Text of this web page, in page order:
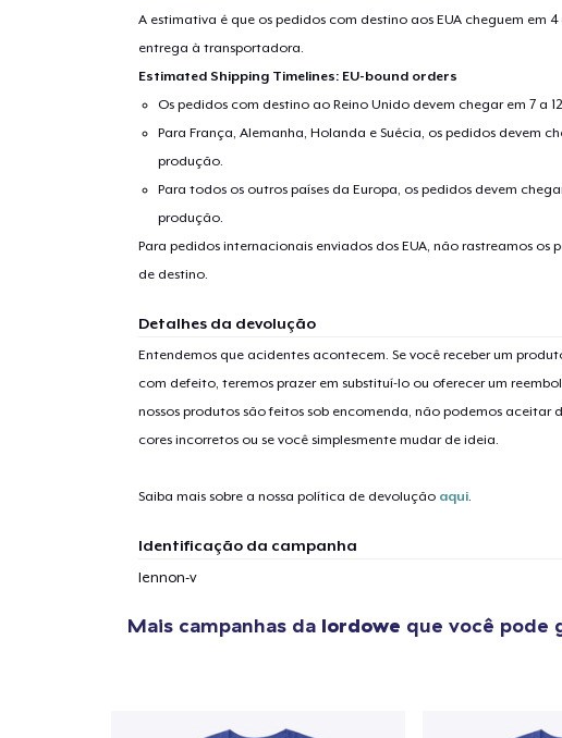
A estimativa é que os pedidos com destino aos EUA cheguem em
entrega à transportadora.
Estimated Shipping Timelines: EU-bound orders
Os pedidos com destino ao Reino Unido devem chegar em 7 a
Para França, Alemanha, Holanda e Suécia, os pedidos devem
produção.
Para todos os outros países da Europa, os pedidos devem
produção.
Para pedidos internacionais enviados dos EUA, não rastreamos os
de destino.
Detalhes da devolução
Entendemos que acidentes acontecem. Se você receber um
com defeito, teremos prazer em substituí-lo ou oferecer um
nossos produtos são feitos sob encomenda, não podemos aceitar
cores incorretos ou se você simplesmente mudar de ideia.
Saiba mais sobre a nossa política de devolução aqui.
Identificação da campanha
lennon-v
Mais campanhas da lordowe que você pode